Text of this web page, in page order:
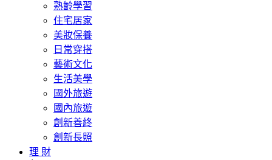
熟齡學習
住宅居家
美妝保養
日常穿搭
藝術文化
生活美學
國外旅遊
國內旅遊
創新善終
創新長照
理 財